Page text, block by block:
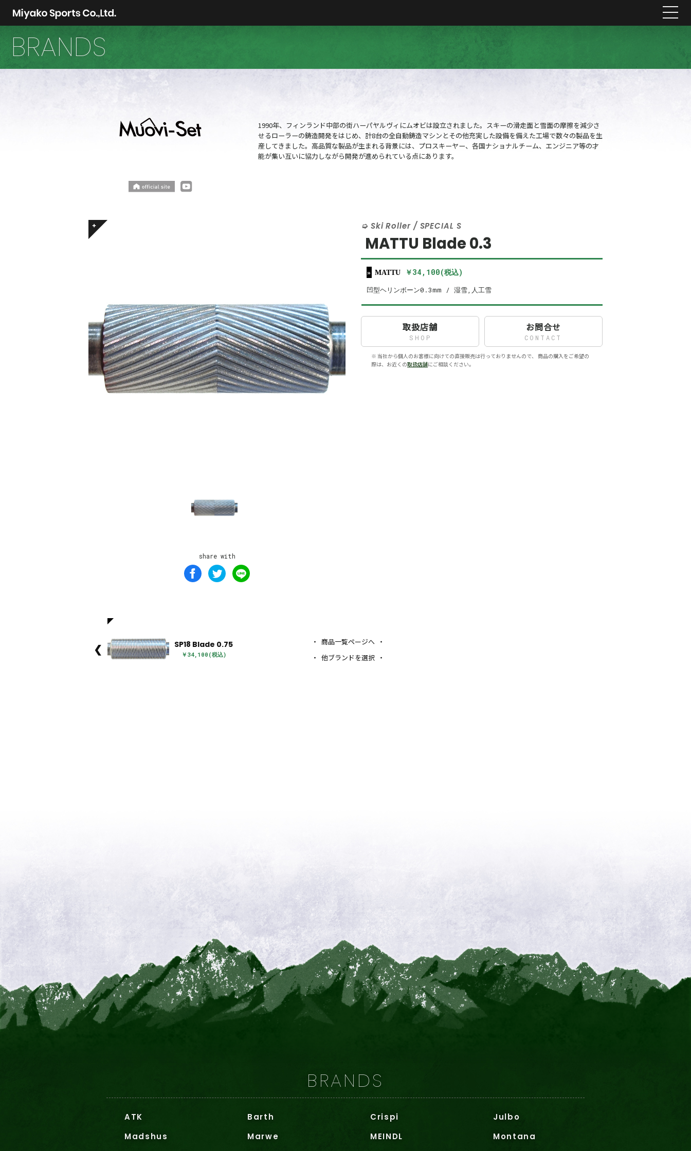
BRANDS
1990年、フィンランド中部の街ハーパヤルヴィにムオビは設立されました。スキーの滑走面と雪面の摩擦を減少さ
せるローラーの鋳造開発をはじめ、計8台の全自動鋳造マシンとその他充実した設備を備えた工場で数々の製品を生
産してきました。高品質な製品が生まれる背景には、プロスキーヤー、各国ナショナルチーム、エンジニア等の才
能が集い互いに協力しながら開発が進められている点にあります。
share with
Ski Roller / SPECIAL S
MATTU Blade 0.3
MATTU ￥34,100(税込)
凹型ヘリンボーン0.3mm / 湿雪,人工雪
取扱店舗
SHOP
お問合せ
CONTACT
※ 当社から個人のお客様に向けての直接販売は行っておりませんので、 商品の購入をご希望の
際は、お近くの取扱店舗にご相談ください。
❮ SP18 Blade 0.75
￥34,100(税込)
商品一覧ページへ
他ブランドを選択
BRANDS
ATK Barth Crispi
Julbo
Madshus
Marwe MEINDL
Montana